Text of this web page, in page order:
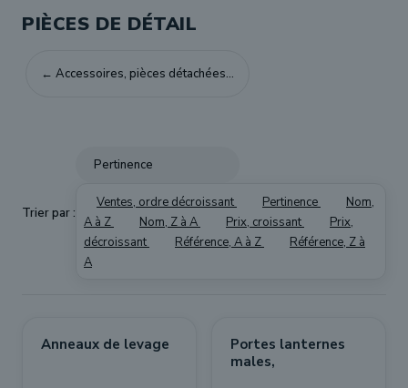
PIÈCES DE DÉTAIL
← Accessoires, pièces détachées...
Trier par :
Pertinence
Ventes, ordre décroissant Pertinence
Nom,
A à Z
Nom, Z à A Prix, croissant
Prix,
décroissant
Référence, A à Z
Référence, Z à
A
Anneaux de levage
Portes lanternes
males,